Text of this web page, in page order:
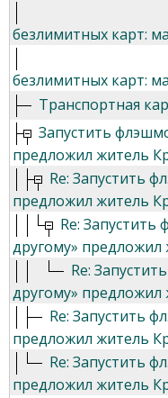
безлимитных карт:
безлимитных карт:
Транспортная
Запустить
предложил житель
Re: Запустить
предложил житель
Re:
другому» предложил
Re:
другому» предложил
Re: Запустить
предложил житель
Re: Запустить
предложил житель